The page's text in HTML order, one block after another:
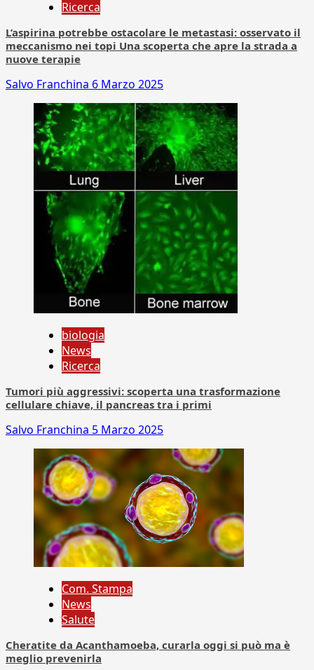
Ricerca
L’aspirina potrebbe ostacolare le metastasi: osservato il
meccanismo nei topi Una scoperta che apre la strada a
nuove terapie
Salvo Franchina 6 Marzo 2025
biologia
News
Ricerca
Tumori più aggressivi: scoperta una trasformazione
cellulare chiave, il pancreas tra i primi
Salvo Franchina 5 Marzo 2025
Com. Stampa
News
Salute
Cheratite da Acanthamoeba, curarla oggi si può ma è
meglio prevenirla